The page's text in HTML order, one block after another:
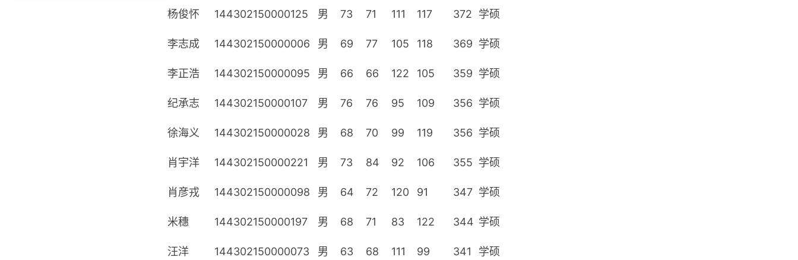
杨俊怀 144302150000125 男 73 71 111 117 372 学硕
李志成 144302150000006 男 69 77 105 118 369 学硕
李正浩 144302150000095 男 66 66 122 105 359 学硕
纪承志 144302150000107 男 76 76 95 109 356 学硕
徐海义 144302150000028 男 68 70 99 119 356 学硕
肖宇洋 144302150000221 男 73 84 92 106 355 学硕
肖彦戎 144302150000098 男 64 72 120 91 347 学硕
米穗 144302150000197 男 68 71 83 122 344 学硕
汪洋 144302150000073 男 63 68 111 99 341 学硕